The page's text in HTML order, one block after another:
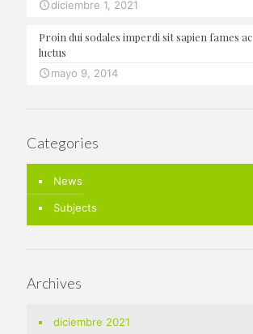
diciembre 1, 2021
Proin dui sodales imperdi sit sapien fames ac
luctus
mayo 9, 2014
Categories
News
Subjects
Archives
diciembre 2021